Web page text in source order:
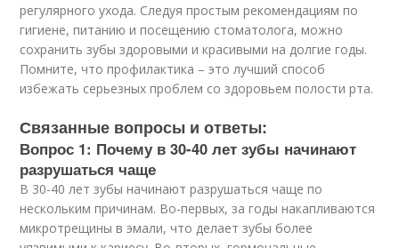
регулярного ухода. Следуя простым рекомендациям по
гигиене, питанию и посещению стоматолога, можно
сохранить зубы здоровыми и красивыми на долгие годы.
Помните, что профилактика – это лучший способ
избежать серьезных проблем со здоровьем полости рта.
Связанные вопросы и ответы:
Вопрос 1: Почему в 30-40 лет зубы начинают
разрушаться чаще
В 30-40 лет зубы начинают разрушаться чаще по
нескольким причинам. Во-первых, за годы накапливаются
микротрещины в эмали, что делает зубы более